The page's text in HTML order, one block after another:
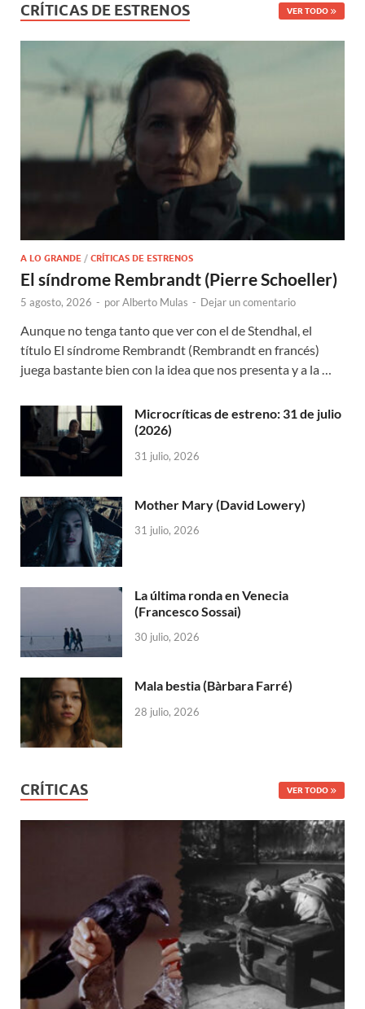
CRÍTICAS DE ESTRENOS VER TODO
A LO GRANDE / CRÍTICAS DE ESTRENOS
El síndrome Rembrandt (Pierre Schoeller)
5 agosto, 2026 - porAlberto Mulas - Dejar un comentario
Aunque no tenga tanto que ver con el de Stendhal, el
título El síndrome Rembrandt (Rembrandt en francés)
juega bastante bien con la idea que nos presenta y a la …
Microcríticas de estreno: 31 de julio
(2026)
31 julio, 2026
Mother Mary (David Lowery)
31 julio, 2026
La última ronda en Venecia
(Francesco Sossai)
30 julio, 2026
Mala bestia (Bàrbara Farré)
28 julio, 2026
CRÍTICAS VER TODO